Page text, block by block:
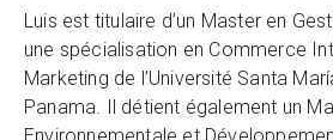
Luis est titulaire d’un Master en
une spécialisation en Commerce
Marketing de l’Université Santa
Panama. Il détient également un